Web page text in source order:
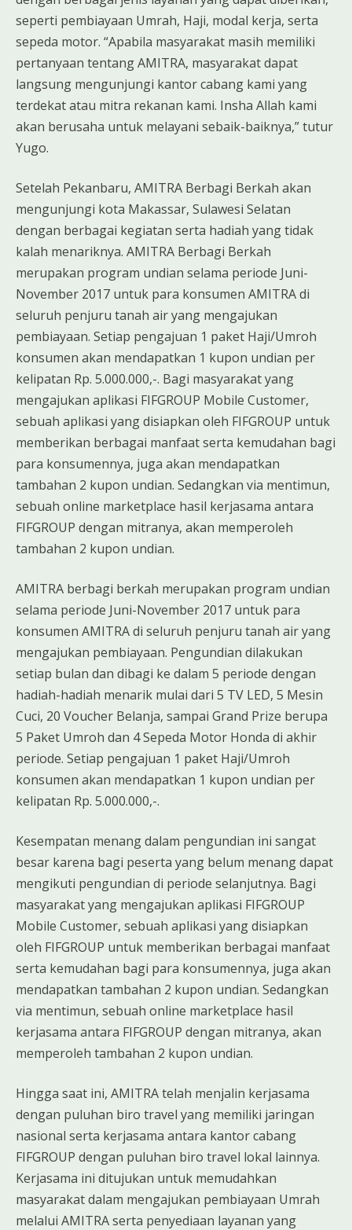
seperti pembiayaan Umrah, Haji, modal kerja, serta
sepeda motor. “Apabila masyarakat masih memiliki
pertanyaan tentang AMITRA, masyarakat dapat
langsung mengunjungi kantor cabang kami yang
terdekat atau mitra rekanan kami. Insha Allah kami
akan berusaha untuk melayani sebaik-baiknya,” tutur
Yugo.
Setelah Pekanbaru, AMITRA Berbagi Berkah akan
mengunjungi kota Makassar, Sulawesi Selatan
dengan berbagai kegiatan serta hadiah yang tidak
kalah menariknya. AMITRA Berbagi Berkah
merupakan program undian selama periode Juni-
November 2017 untuk para konsumen AMITRA di
seluruh penjuru tanah air yang mengajukan
pembiayaan. Setiap pengajuan 1 paket Haji/Umroh
konsumen akan mendapatkan 1 kupon undian per
kelipatan Rp. 5.000.000,-. Bagi masyarakat yang
mengajukan aplikasi FIFGROUP Mobile Customer,
sebuah aplikasi yang disiapkan oleh FIFGROUP untuk
memberikan berbagai manfaat serta kemudahan bagi
para konsumennya, juga akan mendapatkan
tambahan 2 kupon undian. Sedangkan via mentimun,
sebuah online marketplace hasil kerjasama antara
FIFGROUP dengan mitranya, akan memperoleh
tambahan 2 kupon undian.
AMITRA berbagi berkah merupakan program undian
selama periode Juni-November 2017 untuk para
konsumen AMITRA di seluruh penjuru tanah air yang
mengajukan pembiayaan. Pengundian dilakukan
setiap bulan dan dibagi ke dalam 5 periode dengan
hadiah-hadiah menarik mulai dari 5 TV LED, 5 Mesin
Cuci, 20 Voucher Belanja, sampai Grand Prize berupa
5 Paket Umroh dan 4 Sepeda Motor Honda di akhir
periode. Setiap pengajuan 1 paket Haji/Umroh
konsumen akan mendapatkan 1 kupon undian per
kelipatan Rp. 5.000.000,-.
Kesempatan menang dalam pengundian ini sangat
besar karena bagi peserta yang belum menang dapat
mengikuti pengundian di periode selanjutnya. Bagi
masyarakat yang mengajukan aplikasi FIFGROUP
Mobile Customer, sebuah aplikasi yang disiapkan
oleh FIFGROUP untuk memberikan berbagai manfaat
serta kemudahan bagi para konsumennya, juga akan
mendapatkan tambahan 2 kupon undian. Sedangkan
via mentimun, sebuah online marketplace hasil
kerjasama antara FIFGROUP dengan mitranya, akan
memperoleh tambahan 2 kupon undian.
Hingga saat ini, AMITRA telah menjalin kerjasama
dengan puluhan biro travel yang memiliki jaringan
nasional serta kerjasama antara kantor cabang
FIFGROUP dengan puluhan biro travel lokal lainnya.
Kerjasama ini ditujukan untuk memudahkan
masyarakat dalam mengajukan pembiayaan Umrah
melalui AMITRA serta penyediaan layanan yang